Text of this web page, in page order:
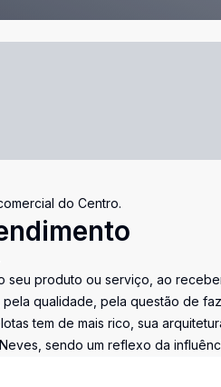
do Centro.
seu produto ou serviço, ao
qualidade, pela questão de
tem de mais rico, sua
sendo um reflexo da